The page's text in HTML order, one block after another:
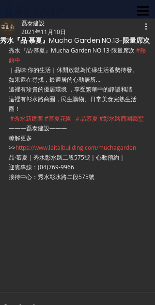
秀水『品·慕夏』Mucha Garden NO.13-限量席次
磊泰建設
2021年11月10日
秀水『品·慕夏』Mucha Garden NO.13-限量席次 #熱
銷中
｜品味·你的生活｜休閒放鬆為忙碌生活蓄勢待發。
如果還在尋找，最適居的心動居所…
這裡有珍貴的優居環境 ，享受繁華中的靜謐和諧
這裡有彰水路商圈，民生購物、日常美食完熟生活
圈！
#秀水新建案 #慕夏花園 ＃品慕夏 #彰水路商圈藝墅
———磊泰建設———
瞭解更多
>>https://www.leitaibuilding.com/muchagarden
品·慕夏｜秀水彰水路二段575號｜心動預約｜
迎賓專線：(04)769-9966
接待中心：秀水彰水路二段575號